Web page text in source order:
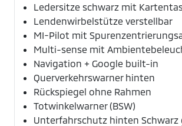
Ledersitze schwarz mit
Lendenwirbelstütze verstellbar
MI-Pilot mit
Multi-sense mit
Navigation + Google built-in
Querverkehrswarner hinten
Rückspiegel ohne Rahmen
Totwinkelwarner (BSW)
Unterfahrschutz hinten Schwarz